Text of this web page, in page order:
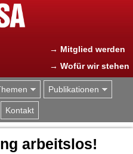
→ Mitglied werden
→ Wofür wir stehen
Publikationen
Kontakt
arbeitslos!